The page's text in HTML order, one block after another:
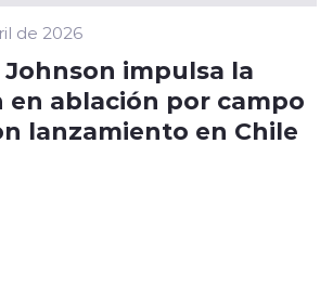
de 2026
impulsa la
en ablación por campo
lanzamiento en Chile